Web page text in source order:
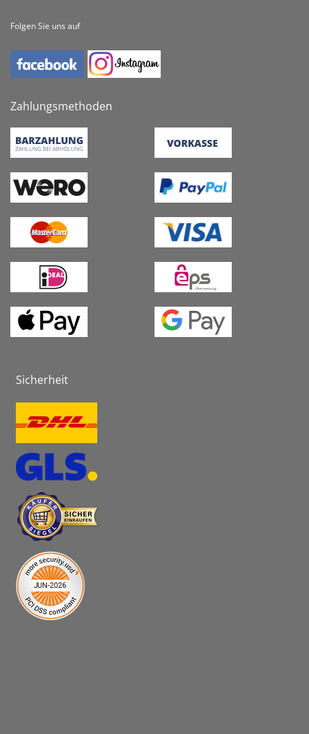
Folgen Sie uns auf
Zahlungsmethoden
Sicherheit